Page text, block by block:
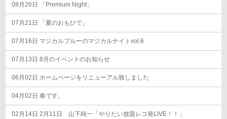
08月26日 「Premium Night」
07月21日 「夏のおもひで」
07月16日 マジカルブルーのマジカルナイトvol.6
07月13日 8月のイベントのお知らせ
06月02日 ホームページをリニューアル致しました
04月02日 春です。
02月14日 2月11日 山下純一「やりたい放題レコ発LIVE！！」